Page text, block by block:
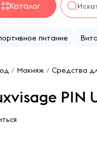
Каталог
питание
/ Макияж / Средства
PIN